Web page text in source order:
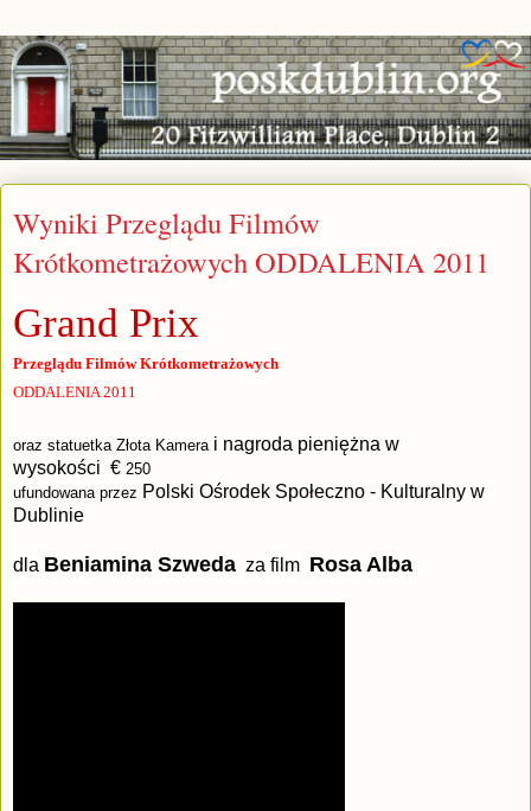
Wyniki Przeglądu Filmów
Krótkometrażowych ODDALENIA 2011
Grand Prix
Przeglądu Filmów Krótkometrażowych
ODDALENIA 2011
oraz statuetka Złota Kamera i nagroda pieniężna w
wysokości € 250
ufundowana przez Polski Ośrodek Społeczno - Kulturalny w
Dublinie
dla Beniamina Szweda za film Rosa Alba